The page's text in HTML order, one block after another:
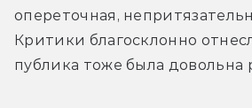
опереточная,
Критики благосклонно
публика тоже была довольна